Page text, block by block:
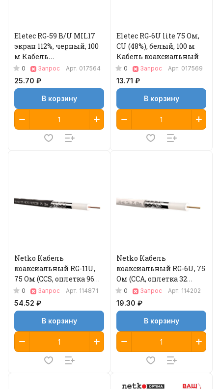
Eletec RG-59 B/U MIL17
экран 112%, черный, 100
м Кабель
коаксиальный
0 Запрос Арт. 017564
25.70 ₽
В корзину
Eletec RG-6U lite 75 Ом,
CU (48%), белый, 100 м
Кабель коаксиальный
0 Запрос Арт. 017569
13.71 ₽
В корзину
Netko Кабель
коаксиальный RG-11U,
75 Ом (CCS, оплетка 96
нитей AL), наружный,
черный (305м) Optima
0 Запрос Арт. 114871
54.52 ₽
В корзину
Netko Кабель
коаксиальный RG-6U, 75
Ом (CCA, оплетка 32
нити AL), белый (100м)
Optima
0 Запрос Арт. 114202
19.30 ₽
В корзину